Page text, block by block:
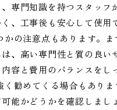
専門知識を持つスタッフ
、工事後も安心して使用
の注意点もあります。
、高い専門性と質の良い
容と費用のバランスをし
勧めてくる場合もあり
能かどうかを確認しまし